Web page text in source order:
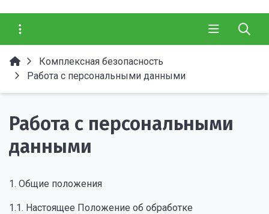
Комплексная безопасность
Работа с персональными данными
Работа с персональными
данными
1. Общие положения
1.1. Настоящее Положение об обработке